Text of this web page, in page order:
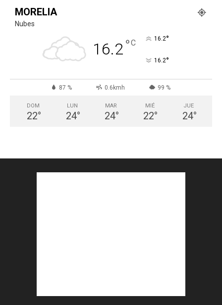
MORELIA
Nubes
16.2°C 16.2°
16.2°
87 % 0.6kmh 99 %
DOM
22°
LUN
24°
MAR
24°
MIÉ
22°
JUE
24°